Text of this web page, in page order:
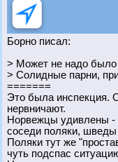
Борно писал:
> Может не надо было
> Солидные парни,
=======
Это была инспекция.
нервничают.
Норвежцы удивлены -
соседи поляки,
Поляки тут же
чуть подспас